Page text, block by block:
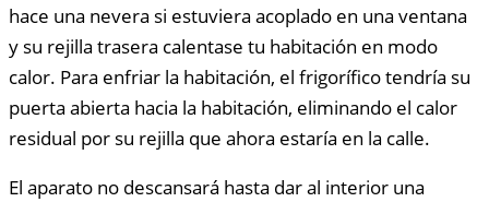
hace una nevera si estuviera acoplado en una ventana
y su rejilla trasera calentase tu habitación en modo
calor. Para enfriar la habitación, el frigorífico tendría su
puerta abierta hacia la habitación, eliminando el calor
residual por su rejilla que ahora estaría en la calle.
El aparato no descansará hasta dar al interior una